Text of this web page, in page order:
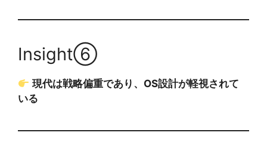
Insight⑥
現代は戦略偏重であり、OS設計が軽視されて
いる